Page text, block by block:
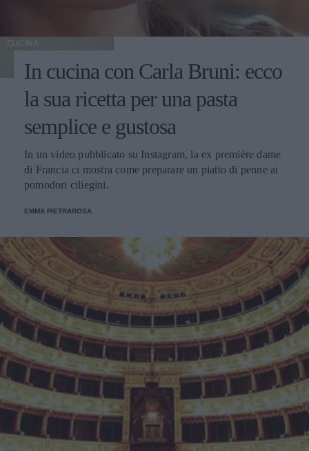
CUCINA
In cucina con Carla Bruni: ecco
la sua ricetta per una pasta
semplice e gustosa
In un video pubblicato su Instagram, la ex première dame
di Francia ci mostra come preparare un piatto di penne ai
pomodori ciliegini.
EMMA PIETRAROSA